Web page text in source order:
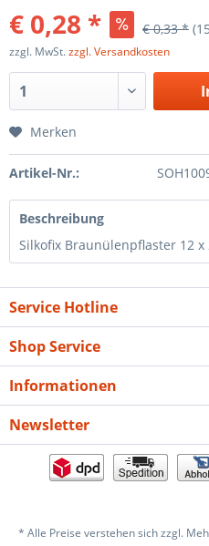
€ 0,28 * € 0,33 *
zzgl. MwSt.zzgl. Versandkosten
Merken
Artikel-Nr.:
Beschreibung
Silkofix Braunülenpflaster 12 x
Service Hotline
Shop Service
Informationen
Newsletter
* Alle Preise verstehen sich zzgl.